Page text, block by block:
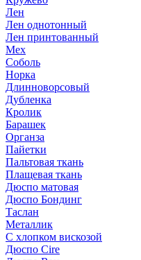
Лен
Лен однотонный
Лен принтованный
Мех
Соболь
Норка
Длинноворсовый
Дубленка
Кролик
Барашек
Органза
Пайетки
Пальтовая ткань
Плащевая ткань
Дюспо матовая
Дюспо Бондинг
Таслан
Металлик
С хлопком вискозой
Дюспо Cire